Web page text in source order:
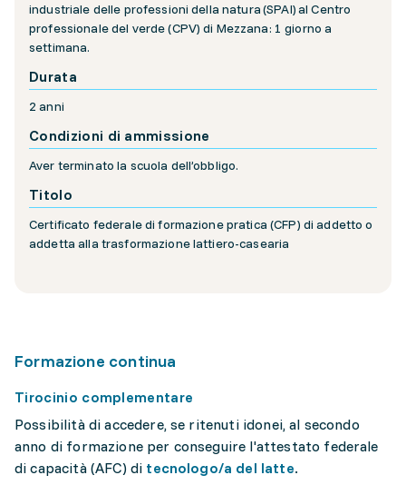
industriale delle professioni della natura (SPAI) al Centro
professionale del verde (CPV) di Mezzana: 1 giorno a
settimana.
Durata
2 anni
Condizioni di ammissione
Aver terminato la scuola dell’obbligo.
Titolo
Certificato federale di formazione pratica (CFP) di addetto o
addetta alla trasformazione lattiero-casearia
Formazione continua
Tirocinio complementare
Possibilità di accedere, se ritenuti idonei, al secondo
anno di formazione per conseguire l'attestato federale
di capacità (AFC) di tecnologo/a del latte.